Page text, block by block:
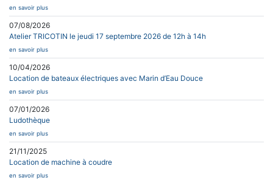
en savoir plus
07/08/2026
Atelier TRICOTIN le jeudi 17 septembre 2026 de 12h à 14h
en savoir plus
10/04/2026
Location de bateaux électriques avec Marin d’Eau Douce
en savoir plus
07/01/2026
Ludothèque
en savoir plus
21/11/2025
Location de machine à coudre
en savoir plus